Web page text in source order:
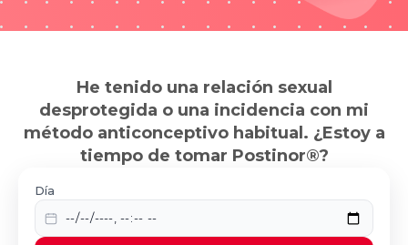
He tenido una relación sexual
desprotegida o una incidencia con mi
método anticonceptivo habitual. ¿Estoy a
tiempo de tomar Postinor®?
Día